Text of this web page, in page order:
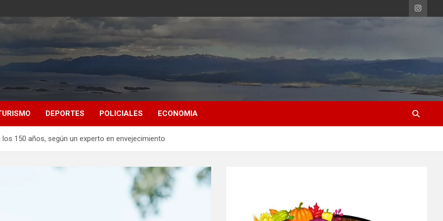
DEPORTES POLICIALES ECONOMIA
150 años, según un experto en envejecimiento